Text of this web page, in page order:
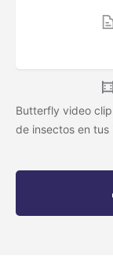
Butterfly video
de insectos en tus